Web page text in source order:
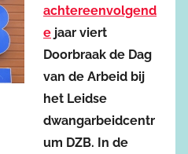
achtereenvolgend
e jaar viert
Doorbraak de Dag
van de Arbeid bij
het Leidse
dwangarbeidcentr
um DZB. In de